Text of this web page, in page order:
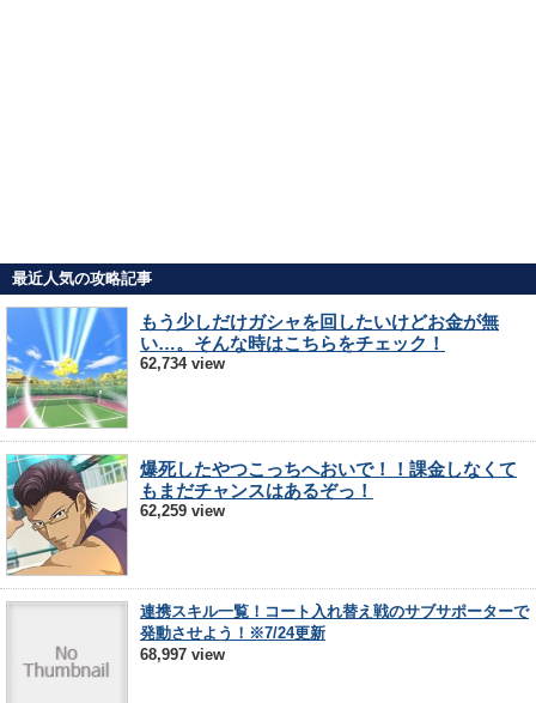
最近人気の攻略記事
もう少しだけガシャを回したいけどお金が無
い…。そんな時はこちらをチェック！
62,734 view
爆死したやつこっちへおいで！！課金しなくて
もまだチャンスはあるぞっ！
62,259 view
連携スキル一覧！コート入れ替え戦のサブサポーターで
発動させよう！※7/24更新
68,997 view